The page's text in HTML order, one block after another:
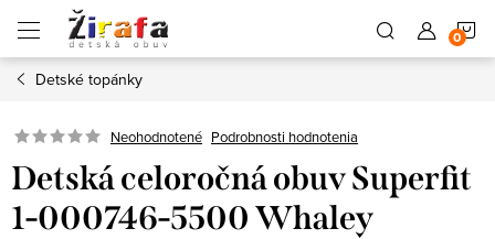
obsah
Detské topánky
Neohodnotené Podrobnosti hodnotenia
Detská celoročná obuv Superfit
1-000746-5500 Whaley